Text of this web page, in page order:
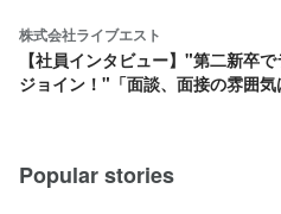
株式会社ライブエスト
【社員インタビュー】"第二新卒
ジョイン！"「面談、面接の雰囲
Popular stories